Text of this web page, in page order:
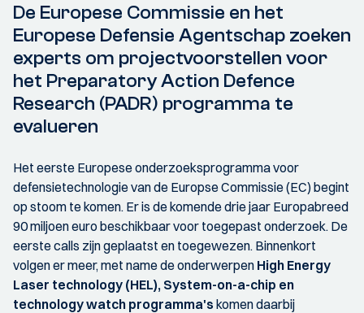
De Europese Commissie en het
Europese Defensie Agentschap zoeken
experts om projectvoorstellen voor
het Preparatory Action Defence
Research (PADR) programma te
evalueren
Het eerste Europese onderzoeksprogramma voor
defensietechnologie van de Europse Commissie (EC) begint
op stoom te komen. Er is de komende drie jaar Europabreed
90 miljoen euro beschikbaar voor toegepast onderzoek. De
eerste calls zijn geplaatst en toegewezen. Binnenkort
volgen er meer, met name de onderwerpen High Energy
Laser technology (HEL), System-on-a-chip en
technology watch programma's komen daarbij